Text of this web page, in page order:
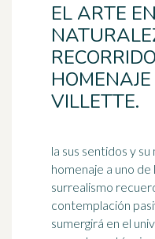
EL ARTE
VILLETTE.
la sus sentidos y
homenaje a uno
surrealismo
contemplación
sumergirá en el